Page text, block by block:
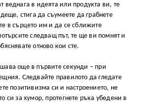
веднага в идеята или продукта ви, те
стига да съумеете да грабнете
в сърцето им и да се сближите
следващ път, те ще ви помнят и
отново кои сте.
още в първите секунди – при
Следвайте правилото да гледате
позитивизма си и настроението, не
си за хумор, протегнете ръка убедени в